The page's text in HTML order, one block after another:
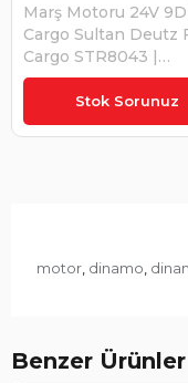
Stok Sorunuz
Marş Motoru 24V
Cargo Sultan Deutz
Cargo STR8043 |
UNIPOINT STR2319
₺14.373,18
motor dinamo
Benzer Ürünler